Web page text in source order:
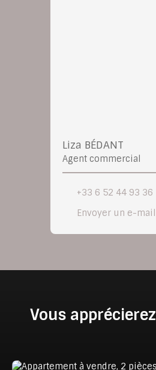
Liza BÉDANT
Agent commercial
+33 6 52 44 93 36
Envoyer un e-mail
Vous apprécierez